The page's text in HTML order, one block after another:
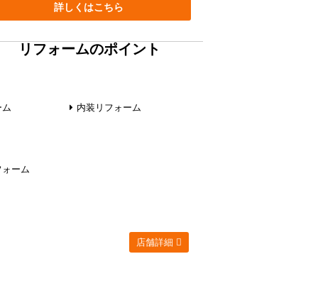
詳しくはこちら
リフォームのポイント
内装リフォーム
ーム
店舗詳細